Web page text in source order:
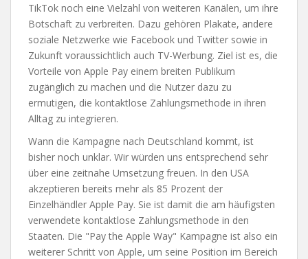
TikTok noch eine Vielzahl von weiteren Kanälen, um ihre
Botschaft zu verbreiten. Dazu gehören Plakate, andere
soziale Netzwerke wie Facebook und Twitter sowie in
Zukunft voraussichtlich auch TV-Werbung. Ziel ist es, die
Vorteile von Apple Pay einem breiten Publikum
zugänglich zu machen und die Nutzer dazu zu
ermutigen, die kontaktlose Zahlungsmethode in ihren
Alltag zu integrieren.
Wann die Kampagne nach Deutschland kommt, ist
bisher noch unklar. Wir würden uns entsprechend sehr
über eine zeitnahe Umsetzung freuen. In den USA
akzeptieren bereits mehr als 85 Prozent der
Einzelhändler Apple Pay. Sie ist damit die am häufigsten
verwendete kontaktlose Zahlungsmethode in den
Staaten. Die "Pay the Apple Way" Kampagne ist also ein
weiterer Schritt von Apple, um seine Position im Bereich